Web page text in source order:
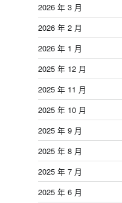
2026 年 3 月
2026 年 2 月
2026 年 1 月
2025 年 12 月
2025 年 11 月
2025 年 10 月
2025 年 9 月
2025 年 8 月
2025 年 7 月
2025 年 6 月